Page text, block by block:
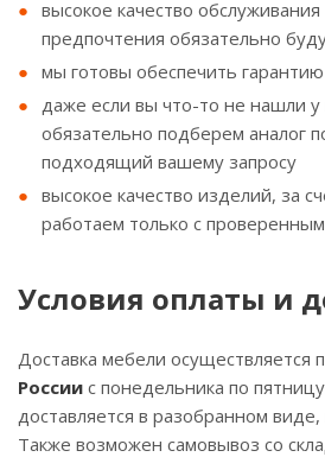
высокое качество
предпочтения обязательно
мы готовы обеспечить
даже если вы что-то не нашли у
обязательно подберем аналог
подходящий вашему запросу
высокое качество изделий, за
работаем только с
Условия оплаты и
Доставка мебели осуществляется
России с понедельника по
доставляется в разобранном виде,
Также возможен самовывоз со